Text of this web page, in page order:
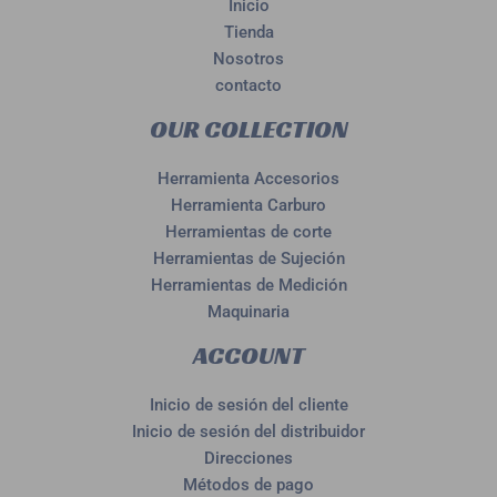
Inicio
Tienda
Nosotros
contacto
OUR COLLECTION
Herramienta Accesorios
Herramienta Carburo
Herramientas de corte
Herramientas de Sujeción
Herramientas de Medición
Maquinaria
ACCOUNT
Inicio de sesión del cliente
Inicio de sesión del distribuidor
Direcciones
Métodos de pago